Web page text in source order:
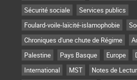
Sécurité sociale
Services publics
Foulard-voile-laïcité-islamophobie
Chroniques d'une chute de Régime
Palestine
Pays Basque Europe
International
MST Notes de